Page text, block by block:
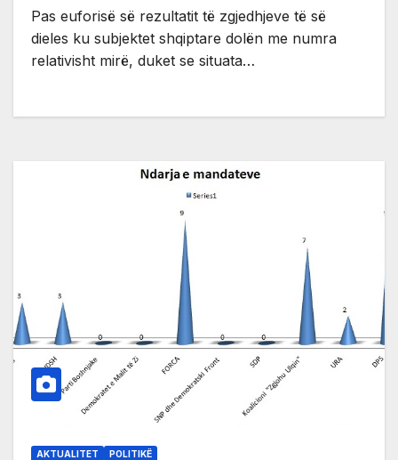
Pas euforisë së rezultatit të zgjedhjeve të së
dieles ku subjektet shqiptare dolën me numra
relativisht mirë, duket se situata…
AKTUALITET POLITIKË